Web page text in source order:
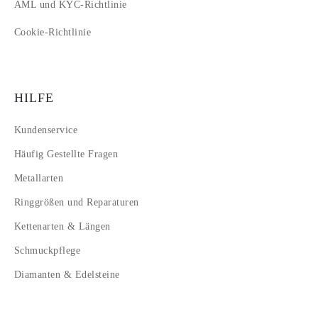
AML und KYC-Richtlinie
Cookie-Richtlinie
HILFE
Kundenservice
Häufig Gestellte Fragen
Metallarten
Ringgrößen und Reparaturen
Kettenarten & Längen
Schmuckpflege
Diamanten & Edelsteine